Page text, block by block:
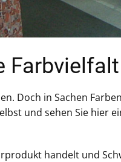
Farbvielfalt
Doch in Sachen
und sehen Sie hier
handelt und